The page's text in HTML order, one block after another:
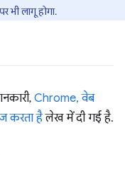
भी लागू होगा.
Chrome, वेब
करता हैलेख में दी गई है.